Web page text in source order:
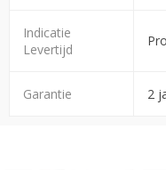
Indicatie
Levertijd
Garantie 2